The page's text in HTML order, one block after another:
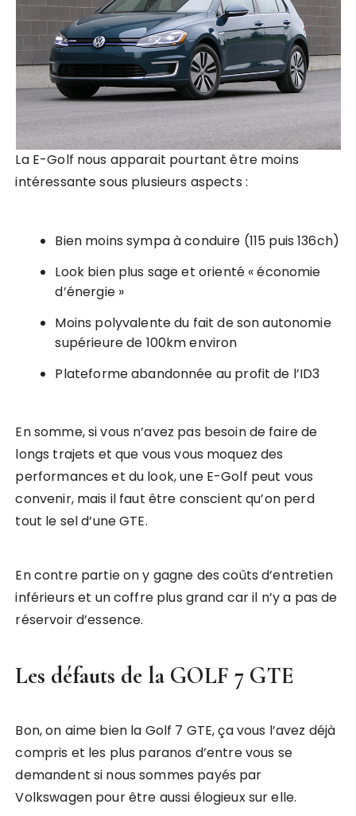
La E-Golf nous apparait pourtant être moins
intéressante sous plusieurs aspects :
Bien moins sympa à conduire (115 puis 136ch)
Look bien plus sage et orienté « économie
d’énergie »
Moins polyvalente du fait de son autonomie
supérieure de 100km environ
Plateforme abandonnée au profit de l’ID3
En somme, si vous n’avez pas besoin de faire de
longs trajets et que vous vous moquez des
performances et du look, une E-Golf peut vous
convenir, mais il faut être conscient qu’on perd
tout le sel d’une GTE.
En contre partie on y gagne des coûts d’entretien
inférieurs et un coffre plus grand car il n’y a pas de
réservoir d’essence.
Les défauts de la GOLF 7 GTE
Bon, on aime bien la Golf 7 GTE, ça vous l’avez déjà
compris et les plus paranos d’entre vous se
demandent si nous sommes payés par
Volkswagen pour être aussi élogieux sur elle.